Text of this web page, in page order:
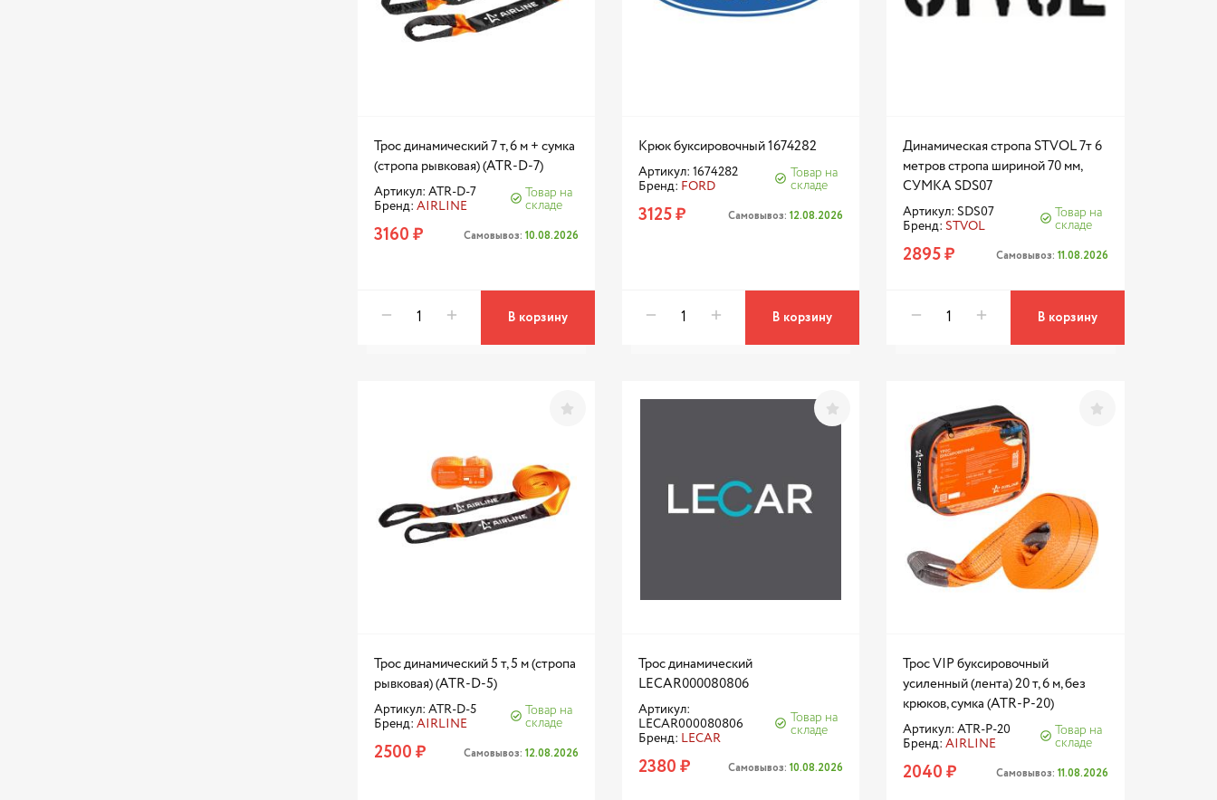
Трос динамический 7 т, 6 м + сумка
(стропа рывковая) (ATR-D-7)
Артикул: ATR-D-7
Бренд: AIRLINE
Товар на
складе
3160 ₽ Самовывоз: 10.08.2026
В корзину
Крюк буксировочный 1674282
Артикул: 1674282
Бренд: FORD
Товар на
складе
3125 ₽ Самовывоз:12.08.2026
В корзину
Динамическая стропа STVOL 7т 6
метров стропа шириной 70 мм,
СУМКА SDS07
Артикул: SDS07
Бренд:STVOL
Товар на
складе
2895 ₽ Самовывоз: 11.08.2026
В корзину
Трос динамический 5 т, 5 м (стропа
рывковая) (ATR-D-5)
Артикул: ATR-D-5
Бренд: AIRLINE
Товар на
складе
2500 ₽ Самовывоз: 12.08.2026
Трос динамический
LECAR000080806
Артикул:
LECAR000080806
Бренд: LECAR
Товар на
складе
2380 ₽ Самовывоз:10.08.2026
Трос VIP буксировочный
усиленный (лента) 20 т, 6 м, без
крюков, сумка (ATR-P-20)
Артикул: ATR-P-20
Бренд:AIRLINE
Товар на
складе
2040 ₽ Самовывоз: 11.08.2026